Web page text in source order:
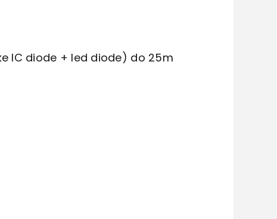
IC diode + led diode) do 25m